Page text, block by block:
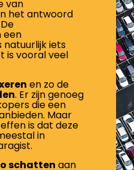
van
het antwoord
een
natuurlijk iets
is vooral veel
en zo de
. Er zijn genoeg
die een
Maar
is dat deze
in
schatten aan